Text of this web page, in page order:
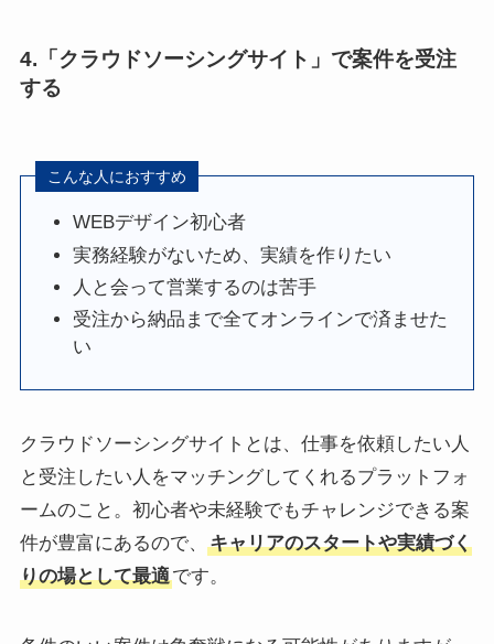
4.「クラウドソーシングサイト」で案件を受注
する
こんな人におすすめ
WEBデザイン初心者
実務経験がないため、実績を作りたい
人と会って営業するのは苦手
受注から納品まで全てオンラインで済ませた
い
クラウドソーシングサイトとは、仕事を依頼したい人
と受注したい人をマッチングしてくれるプラットフォ
ームのこと。初心者や未経験でもチャレンジできる案
件が豊富にあるので、
キャリアのスタートや実績づく
りの場として最適です。